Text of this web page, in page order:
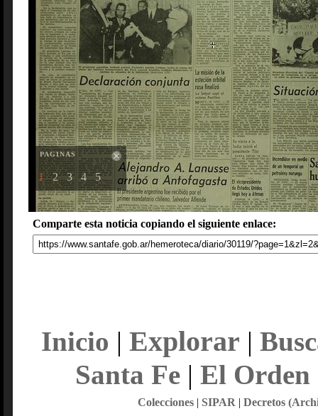
PAGINAS
1 2 3 4 5
Comparte esta noticia copiando el siguiente enlace:
Inicio | Explorar |
Santa Fe| El Orden
Colecciones| SIPAR | Decretos